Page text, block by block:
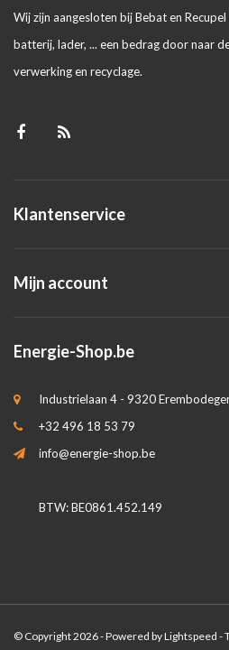
Wij zijn aangesloten bij Bebat en
batterij, lader, ... een bedrag door naar
verwerking en recyclage.
Klantenservice
Mijn account
Energie-Shop.be
Industrielaan 4 - 9320
+32 496 18 53 79
info@energie-shop.be
BTW: BE0861.452.149
© Copyright 2026 - Powered byLightspeed -